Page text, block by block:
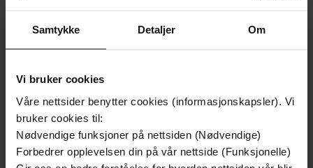
Samtykke Detaljer Om
Vi bruker cookies
Våre nettsider benytter cookies (informasjonskapsler). Vi
bruker cookies til:
Nødvendige funksjoner på nettsiden (Nødvendige)
Forbedrer opplevelsen din på vår nettside (Funksjonelle)
Andre har også kjøpt
Premium